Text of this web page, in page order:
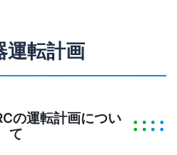
運転計画
の運転計画につい
て